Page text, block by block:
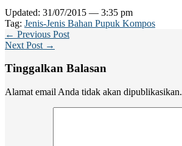
Updated: 31/07/2015 — 3:35 pm
Tag: Jenis-Jenis Bahan Pupuk Kompos
← Previous Post
Next Post →
Tinggalkan Balasan
Alamat email Anda tidak akan dipublikasikan.